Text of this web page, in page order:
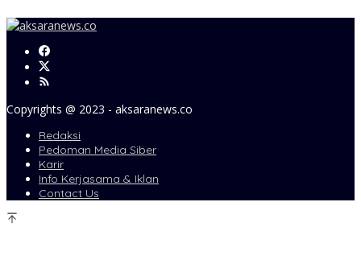
Copyrights @ 2023 - aksaranews.co
Redaksi
Pedoman Media Siber
Karir
Info Kerjasama & Iklan
Contact Us